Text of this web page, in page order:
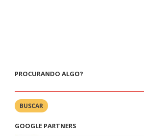
PROCURANDO ALGO?
BUSCAR
GOOGLE PARTNERS